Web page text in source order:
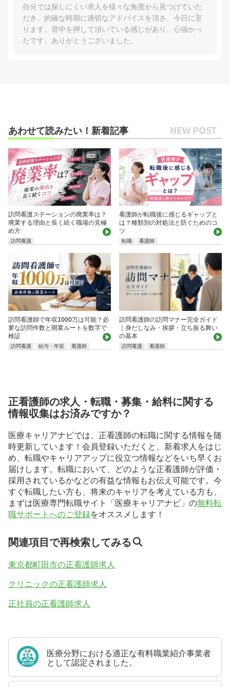
自分では探しにくい求人を様々な角度から見つけていた
だき、的確な時期に適切なアドバイスを頂き、今日に至
ります。背中を押して頂いている感じがあり、心強かっ
たです。ありがとうございました。
あわせて読みたい！新着記事
訪問看護ステーションの廃業率は？
廃業する理由と長く続く職場の見極
め方
訪問看護
看護師が転職後に感じるギャップと
は？種類別の対処法と防ぐためのコ
ツ
転職 看護師
訪問看護師で年収1000万は可能？必
要な訪問件数と開業ルートを数字で
検証
訪問看護 給与・年収 看護師
訪問看護師の訪問マナー完全ガイド
｜身だしなみ・挨拶・立ち振る舞い
の基本
訪問看護 看護師
正看護師の求人・転職・募集・給料に関する
情報収集はお済みですか？
医療キャリアナビでは、正看護師の転職に関する情報を随
時更新しています！会員登録いただくと、新着求人をはじ
め、転職やキャリアアップに役立つ情報などをいち早くお
届けします。転職において、どのような正看護師が評価・
採用されているかなどの有益な情報もお伝え可能です。今
すぐ転職したい方も、将来のキャリアを考えている方も、
まずは医療専門転職サイト「医療キャリアナビ」の無料転
職サポートへのご登録をオススメします！
関連項目で再検索してみる
東京都町田市の正看護師求人
クリニックの正看護師求人
正社員の正看護師求人
医療分野における適正な有料職業紹介事業者
として認定されました。